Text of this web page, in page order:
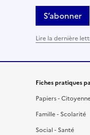
S’abonner
Lire la dernière
Fiches pratiques
Papiers -
Famille - Scolarité
Social - Santé